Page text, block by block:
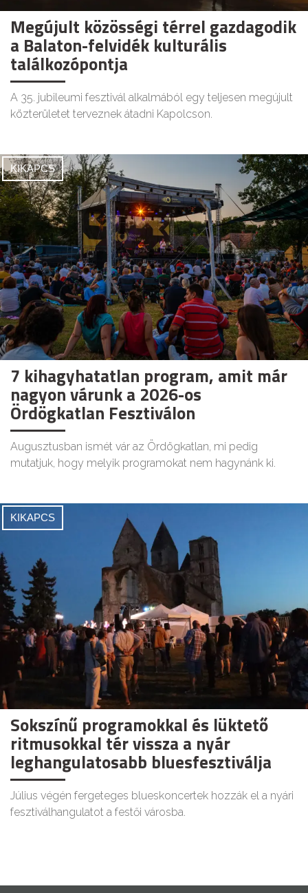
Megújult közösségi térrel gazdagodik
a Balaton-felvidék kulturális
találkozópontja
A 35. jubileumi fesztivál alkalmából egy teljesen megújult
közterületet terveznek átadni Kapolcson.
KIKAPCS
7 kihagyhatatlan program, amit már
nagyon várunk a 2026-os
Ördögkatlan Fesztiválon
Augusztusban ismét vár az Ördögkatlan, mi pedig
mutatjuk, hogy melyik programokat nem hagynánk ki.
KIKAPCS
Sokszínű programokkal és lüktető
ritmusokkal tér vissza a nyár
leghangulatosabb bluesfesztiválja
Július végén fergeteges blueskoncertek hozzák el a nyári
fesztiválhangulatot a festői városba.